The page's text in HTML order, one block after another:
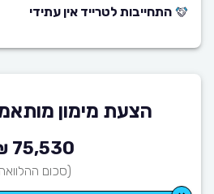
התחייבות לטרייד אין עתידי
הצעת מימון
75,530 ₪
(סכום